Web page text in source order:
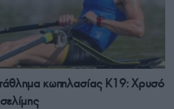
κωπηλασίας Κ19: Χρυσό